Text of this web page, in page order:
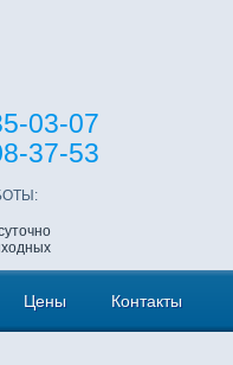
03-07
37-53
Цены Контакты